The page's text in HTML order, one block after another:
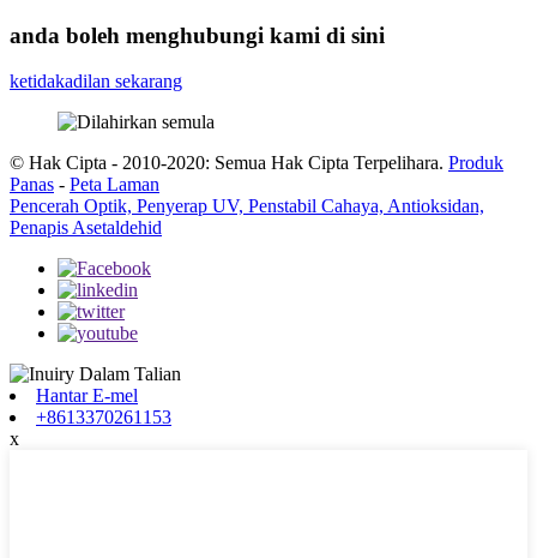
anda boleh menghubungi kami di sini
ketidakadilan sekarang
© Hak Cipta - 2010-2020: Semua Hak Cipta Terpelihara. Produk
Panas - Peta Laman
Pencerah Optik, Penyerap UV, Penstabil Cahaya, Antioksidan,
Penapis Asetaldehid
Hantar E-mel
+8613370261153
x